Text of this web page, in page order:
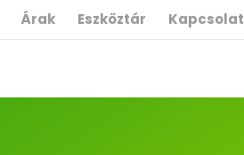
Árak Eszköztár Kapcsolat